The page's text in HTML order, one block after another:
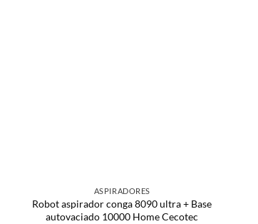
ASPIRADORES
Robot aspirador conga 8090 ultra + Base
autovaciado 10000 Home Cecotec